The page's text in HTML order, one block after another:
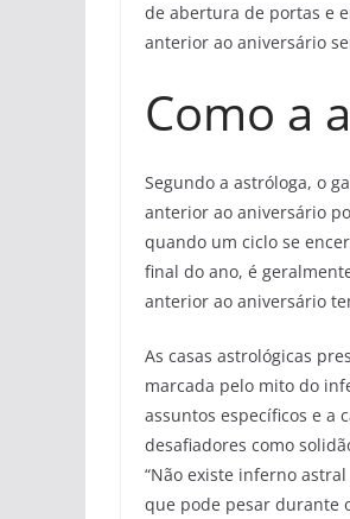
de abertura de portas e
anterior ao aniversário
Como a
Segundo a astróloga, o
anterior ao aniversário
quando um ciclo se
final do ano, é
anterior ao aniversário
As casas astrológicas
marcada pelo mito do
assuntos específicos e a
desafiadores como
“Não existe inferno
que pode pesar durante